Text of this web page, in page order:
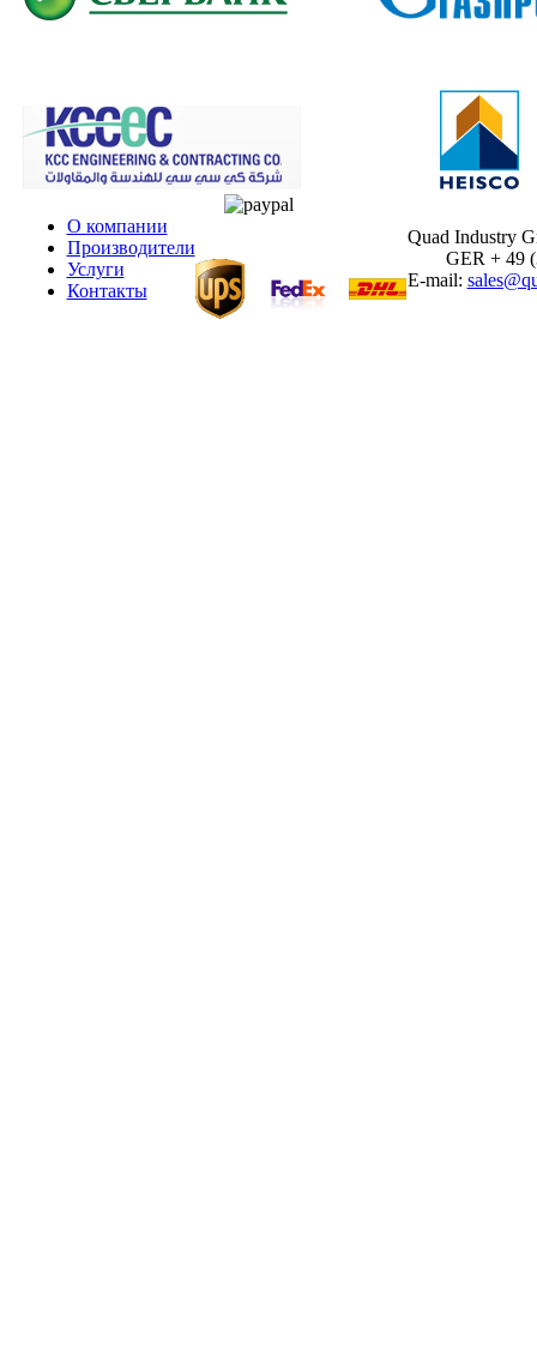
О компании
Производители
Услуги
Контакты
Quad Industry
GER + 49
E-mail: